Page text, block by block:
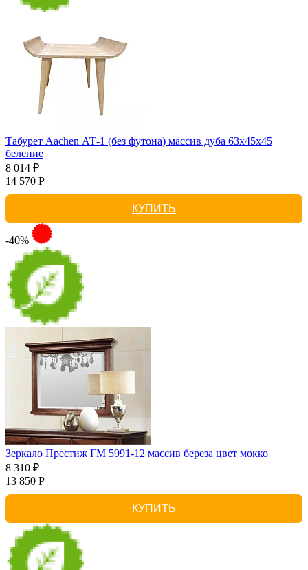
Табурет Aachen АТ-1 (без футона) массив дуба 63х45х45
беление
8 014 ₽
14 570 Р
КУПИТЬ
-40%
Зеркало Престиж ГМ 5991-12 массив береза цвет мокко
8 310 ₽
13 850 Р
КУПИТЬ